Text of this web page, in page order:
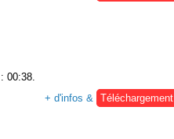
: 00:38.
+ d'infos &
Téléchargement